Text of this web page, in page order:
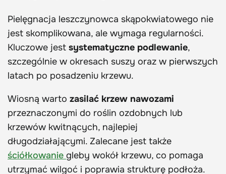
Pielęgnacja leszczynowca skąpokwiatowego nie
jest skomplikowana, ale wymaga regularności.
Kluczowe jest systematyczne podlewanie,
szczególnie w okresach suszy oraz w pierwszych
latach po posadzeniu krzewu.
Wiosną warto zasilać krzew nawozami
przeznaczonymi do roślin ozdobnych lub
krzewów kwitnących, najlepiej
długodziałającymi. Zalecane jest także
ściółkowanie gleby wokół krzewu, co pomaga
utrzymać wilgoć i poprawia strukturę podłoża.